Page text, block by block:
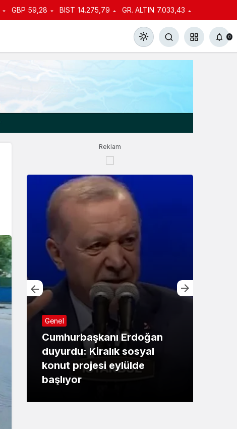
GBP 59,28 BIST 14.275,79 GR. ALTIN 7.033,43
Gündüz Modu
Sistem Modu
Sistem modunu seçin.
0
Reklam
Genel
Cumhurbaşkanı Erdoğan
duyurdu: Kiralık sosyal
konut projesi eylülde
başlıyor